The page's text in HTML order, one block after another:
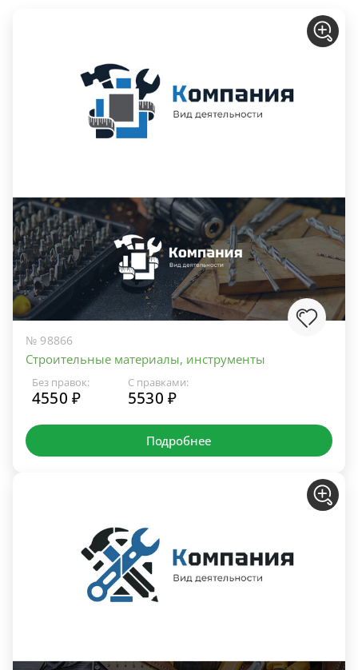
№ 98866
Строительные материалы, инструменты
Без правок:
4550 ₽
С правками:
5530 ₽
Подробнее